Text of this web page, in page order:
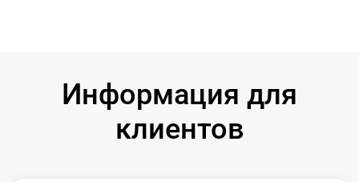
Информация для
клиентов